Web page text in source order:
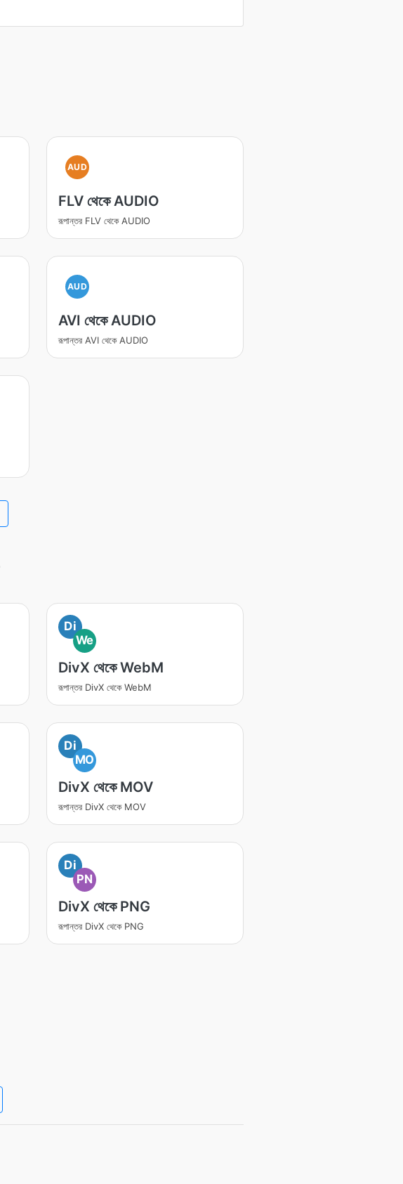
AUD
FLV থেকে AUDIO
রূপান্তর FLV থেকে AUDIO
AUD
AVI থেকে AUDIO
রূপান্তর AVI থেকে AUDIO
Di
We
DivX থেকে WebM
রূপান্তর DivX থেকে WebM
Di
MO
DivX থেকে MOV
রূপান্তর DivX থেকে MOV
Di
PN
DivX থেকে PNG
রূপান্তর DivX থেকে PNG